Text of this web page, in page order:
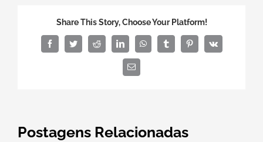
Share This Story, Choose Your Platform!
FacebookTwitterReddit LinkedInWhatsAppTumblrPinterest
Vk
E-
mail
Postagens Relacionadas